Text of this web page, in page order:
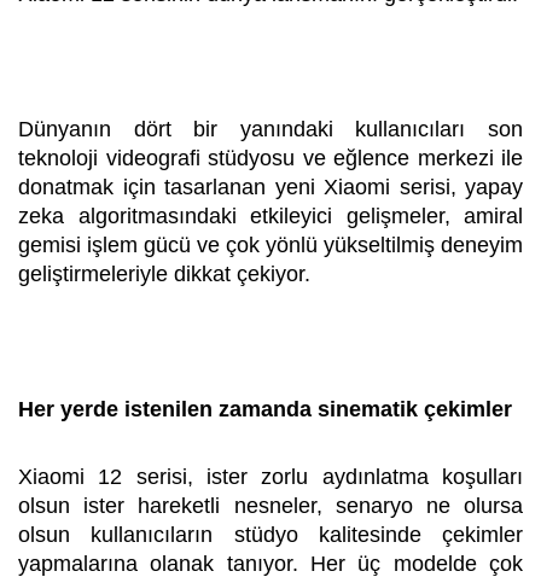
Dünyanın dört bir yanındaki kullanıcıları son
teknoloji videografi stüdyosu ve eğlence merkezi ile
donatmak için tasarlanan yeni Xiaomi serisi, yapay
zeka algoritmasındaki etkileyici gelişmeler, amiral
gemisi işlem gücü ve çok yönlü yükseltilmiş deneyim
geliştirmeleriyle dikkat çekiyor.
Her yerde istenilen zamanda sinematik çekimler
Xiaomi 12 serisi, ister zorlu aydınlatma koşulları
olsun ister hareketli nesneler, senaryo ne olursa
olsun kullanıcıların stüdyo kalitesinde çekimler
yapmalarına olanak tanıyor. Her üç modelde çok